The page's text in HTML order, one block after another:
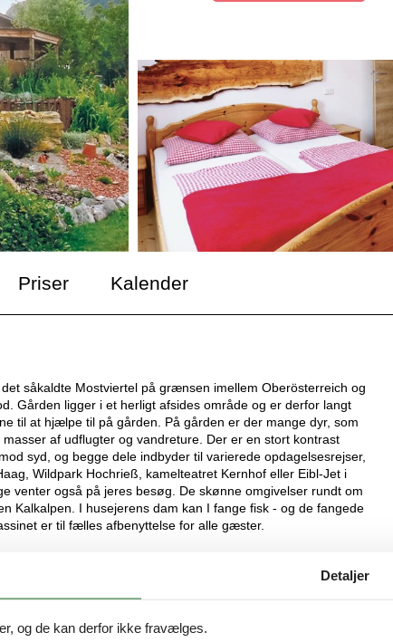
Priser Kalender
såkaldte Mostviertel på grænsen imellem Oberösterreich og
Gården ligger i et herligt afsides område og er derfor langt
til at hjælpe til på gården. På gården er der mange dyr, som
af udflugter og vandreture. Der er en stort kontrast
syd, og begge dele indbyder til varierede opdagelsesrejser,
Wildpark Hochrieß, kamelteatret Kernhof eller Eibl-Jet i
venter også på jeres besøg. De skønne omgivelser rundt om
Kalkalpen. I husejerens dam kan I fange fisk - og de fangede
er til fælles afbenyttelse for alle gæster.
Detaljer
og de kan derfor ikke fravælges.